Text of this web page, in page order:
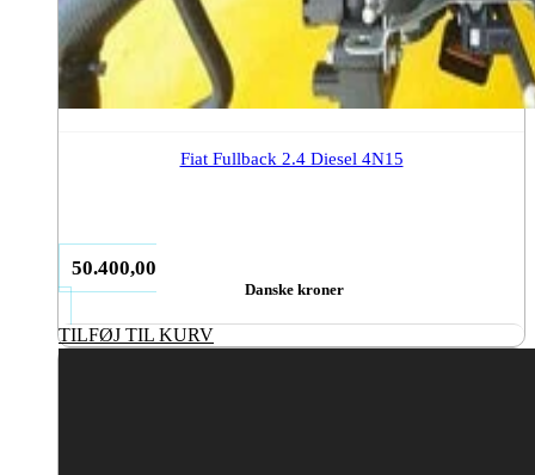
Fiat Fullback 2.4 Diesel 4N15
50.400,00
Danske kroner
TILFØJ TIL KURV